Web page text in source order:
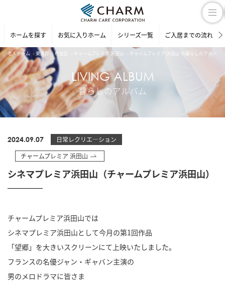
ホームを探す お気に入りホーム シリーズ一覧 ご入居までの流れ
老人ホーム 東京都 杉並区 チャームプレミア 浜田山 チャームプレミア 浜田山 の暮らしのアルバム
LIVING ALBUM
暮らしのアルバム
2024.09.07
日常レクリエ―ション
チャームプレミア 浜田山
シネマプレミア浜田山（チャームプレミア浜田山）
チャームプレミア浜田山では
シネマプレミア浜田山として今月の第1回作品
「望郷」を大きいスクリーンにて上映いたしました。
フランスの名優ジャン・ギャバン主演の
男のメロドラマに皆さま